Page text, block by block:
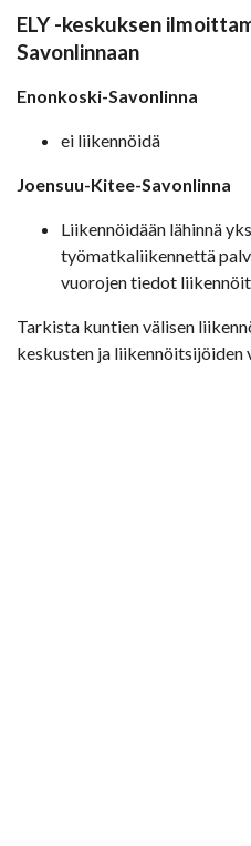
ELY -keskuksen
Savonlinnaan
Enonkoski-Savonlinna
ei liikennöidä
Joensuu-Kitee-Savonlinna
Liikennöidään lähinnä
työmatkaliikennettä
vuorojen tiedot
Tarkista kuntien välisen
keskusten ja liikennöitsijöiden